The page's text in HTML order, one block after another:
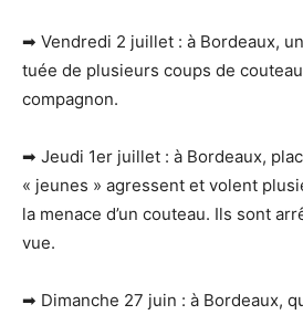
➡ Vendredi 2 juillet : à Bordeaux,
tuée de plusieurs coups de
compagnon.
➡ Jeudi 1er juillet : à Bordeaux,
« jeunes » agressent et volent
la menace d’un couteau. Ils sont
vue.
➡ Dimanche 27 juin : à Bordeaux,